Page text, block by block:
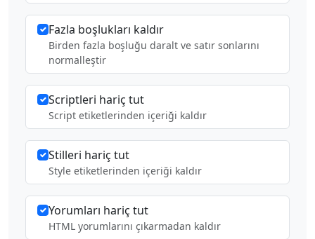
Fazla boşlukları kaldır
Birden fazla boşluğu daralt ve satır sonlarını
normalleştir
Scriptleri hariç tut
Script etiketlerinden içeriği kaldır
Stilleri hariç tut
Style etiketlerinden içeriği kaldır
Yorumları hariç tut
HTML yorumlarını çıkarmadan kaldır